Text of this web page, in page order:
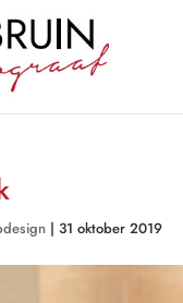
|31 oktober 2019